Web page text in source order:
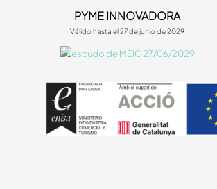
PYME INNOVADORA
Válido hasta el 27 de junio de 2029